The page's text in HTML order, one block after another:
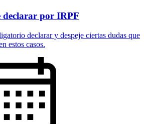
declarar por IRPF
declarar y despeje ciertas dudas que
estos casos.